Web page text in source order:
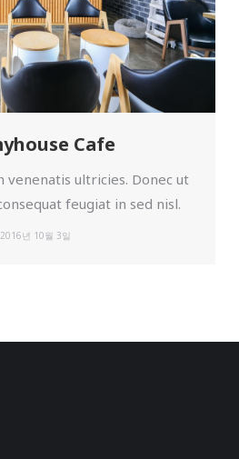
Cafe
venenatis ultricies. Donec ut
feugiat in sed nisl.
2016년 10월 3일